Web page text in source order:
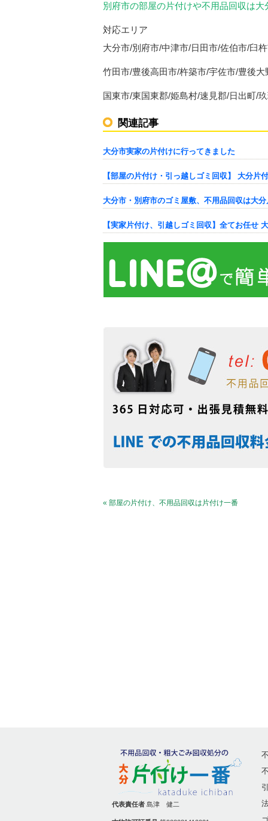
別府市の部屋の片付けや不用品回収は
対応エリア
大分市/別府市/中津市/日田市/佐伯市/臼
竹田市/豊後高田市/杵築市/宇佐市/豊後大
国東市/東国東郡/姫島村/速見郡/日出町/
関連記事
大分市実家の片付けに行ってきました
【部屋の片付け・引っ越しゴミ回収】 大分片
大分市・別府市のゴミ屋敷、不用品回収は大
【実家片付け、引越しゴミ回収】全てお任せ
« 部屋の片付け、不用品回収は片付け一番
代表責任者 島津 健二